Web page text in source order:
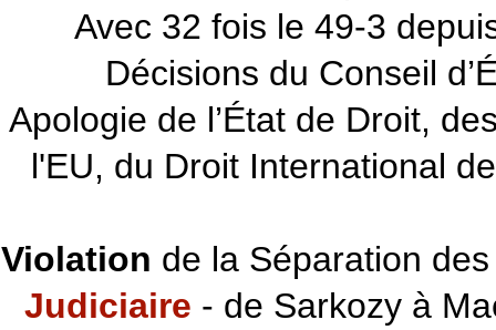
Avec 32 fois le 49-3
Décisions du Conseil
Apologie de l’État de Droit,
l'EU, du Droit International
Violation de la Séparation
Judiciaire - de Sarkozy à